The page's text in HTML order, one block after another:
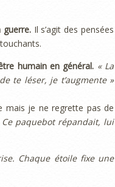
guerre.Il s’agit des pensées
humain en général. « La
te léser, je t’augmente »
mais je ne regrette pas de
Ce paquebot répandait, lui
Chaque étoile fixe une